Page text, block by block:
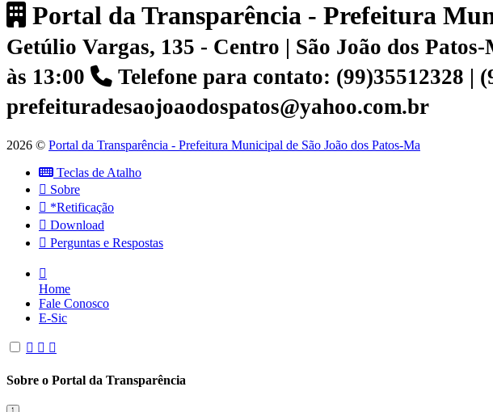
Portal da Transparência - Prefeitura
Getúlio Vargas, 135 - Centro | São João dos Patos-
às 13:00
Telefone para contato: (99)35512328 |
prefeituradesaojoaodospatos@yahoo.com.br
2026 © Portal da Transparência - Prefeitura Municipal de São João dos Patos-Ma
Teclas de Atalho
Sobre
*Retificação
Download
Perguntas e Respostas
Home
Fale Conosco
E-Sic
Sobre o Portal da Transparência